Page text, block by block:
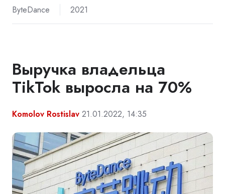
ByteDance
2021
Выручка владельца
TikTok выросла на 70%
Komolov Rostislav 21.01.2022, 14:35